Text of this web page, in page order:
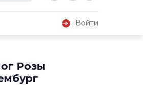
Войти
Розы